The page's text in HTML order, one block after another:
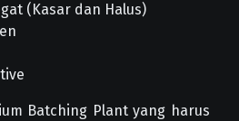
(Kasar dan Halus)
Batching Plant yang harus